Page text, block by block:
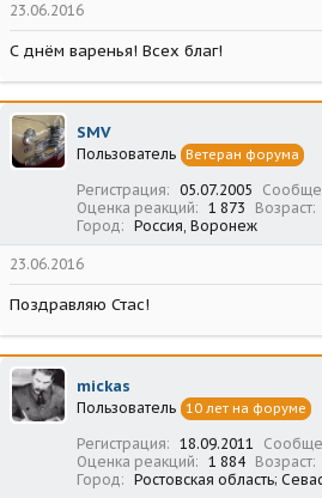
23.06.2016
С днём варенья! Всех благ!
SMV
Пользователь Ветеран форума
Регистрация 05.07.2005
Оценка реакций
1 873 Возраст
Город
Россия, Воронеж
23.06.2016
Поздравляю Стас!
mickas
Пользователь 10 лет на форуме
Регистрация 18.09.2011
Оценка реакций
1 884 Возраст
Город
Ростовская область;